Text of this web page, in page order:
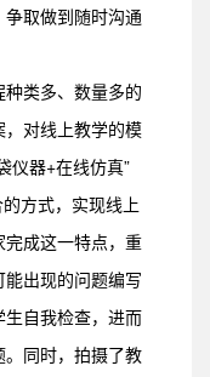
取做到随时沟通
类多、数量多的
对线上教学的模
仪器+在线仿真”
方式，实现线上
成这一特点，重
出现的问题编写
自我检查，进而
同时，拍摄了教